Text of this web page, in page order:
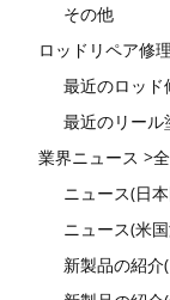
その他
ロッドリペア修
最近のロッド
最近のリール
業界ニュース >
ニュース(日
ニュース(米
新製品の紹介